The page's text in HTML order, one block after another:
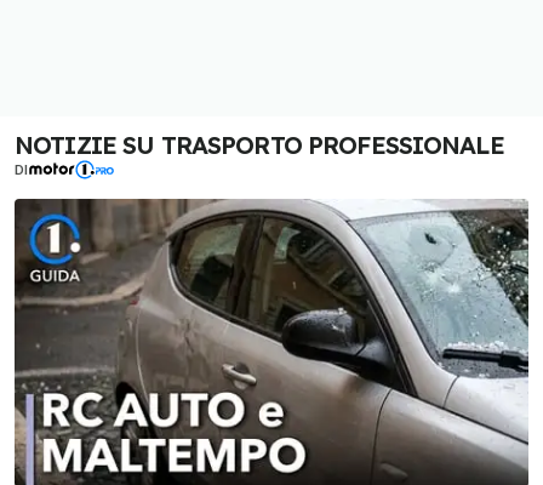
NOTIZIE SU TRASPORTO PROFESSIONALE
DI